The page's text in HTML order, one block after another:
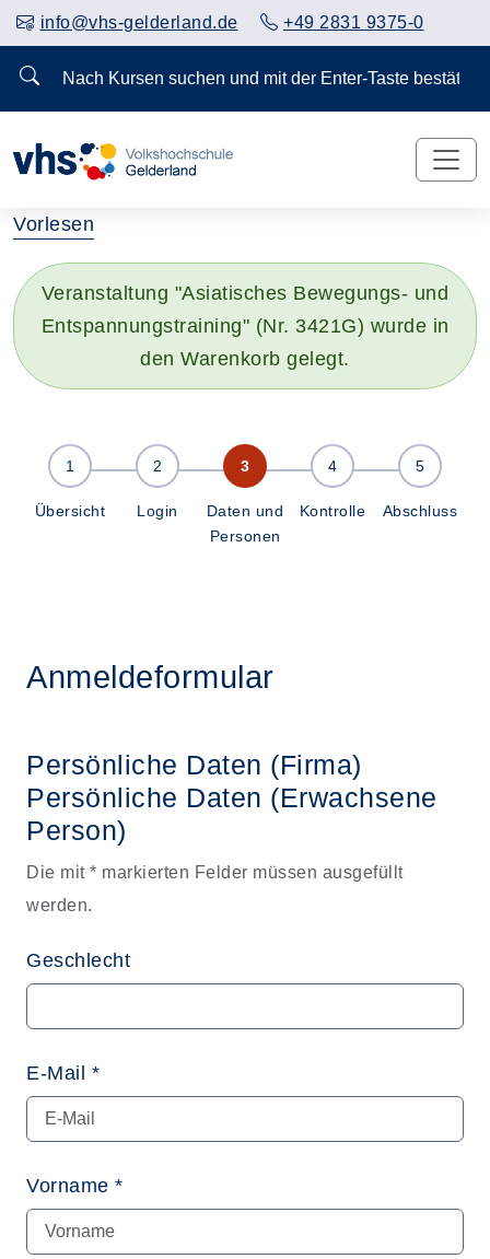
info@vhs-gelderland.de +49 2831 9375-0
Nach Kursen suchen und mit der Enter-Taste
Vorlesen
Veranstaltung "Asiatisches Bewegungs- und
Entspannungstraining" (Nr. 3421G) wurde in
den Warenkorb gelegt.
Übersicht Login
Daten und
Personen
Kontrolle Abschluss
Anmeldeformular
Persönliche Daten (Firma)
Persönliche Daten (Erwachsene
Person)
Die mit * markierten Felder müssen ausgefüllt
werden.
Geschlecht
E-Mail *
Vorname *